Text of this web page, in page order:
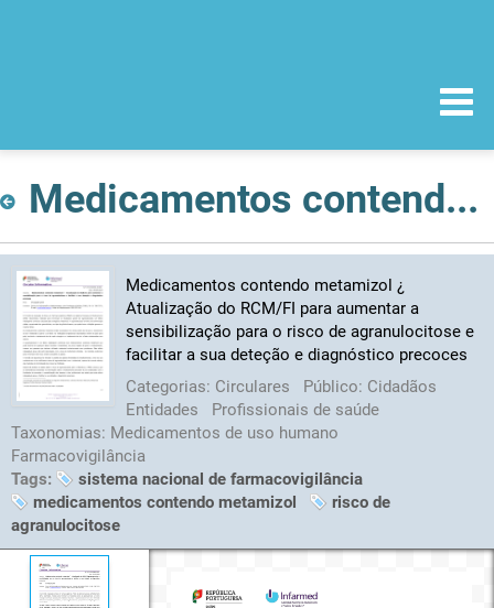
Medicamentos contendo metamizol ¿ Atualização do RCM/FI para aumentar a sensibilização para o risco de agranulocitose e facilitar a sua deteção e diagnóstico precoces
Medicamentos contendo metamizol ¿
Atualização do RCM/FI para aumentar a
sensibilização para o risco de agranulocitose e
facilitar a sua deteção e diagnóstico precoces
Categorias: Circulares Público: Cidadãos
Entidades
Profissionais de saúde
Taxonomias: Medicamentos de uso humano
Farmacovigilância
Tags:
sistema nacional de farmacovigilância
medicamentos contendo metamizol
risco de
agranulocitose